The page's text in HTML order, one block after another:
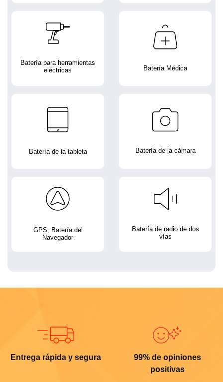
Batería para herramientas
eléctricas
Batería Médica
Batería de la tableta Batería de la cámara
GPS, Batería del
Navegador
Batería de radio de dos
vías
Entrega rápida y segura
99% de opiniones
positivas